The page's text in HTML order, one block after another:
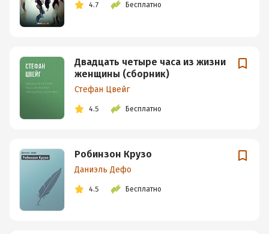
4.7 Бесплатно
Двадцать четыре часа из жизни
женщины (сборник)
Стефан Цвейг
4.5 Бесплатно
Робинзон Крузо
Даниэль Дефо
4.5 Бесплатно